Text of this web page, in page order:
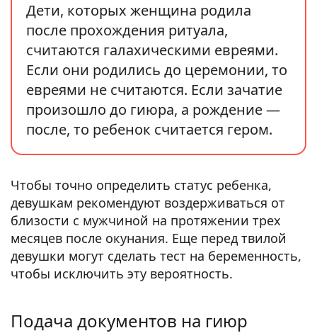
Дети, которых женщина родила
после прохождения ритуала,
считаются галахическими евреями.
Если они родились до церемонии, то
евреями не считаются. Если зачатие
произошло до гиюра, а рождение —
после, то ребенок считается гером.
Чтобы точно определить статус ребенка,
девушкам рекомендуют воздерживаться от
близости с мужчиной на протяжении трех
месяцев после окунания. Еще перед твилой
девушки могут сделать тест на беременность,
чтобы исключить эту вероятность.
Подача документов на гиюр